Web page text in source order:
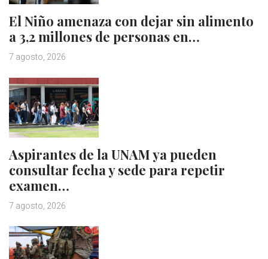
El Niño amenaza con dejar sin alimento
a 3,2 millones de personas en…
7 agosto, 2026
Aspirantes de la UNAM ya pueden
consultar fecha y sede para repetir
examen…
7 agosto, 2026